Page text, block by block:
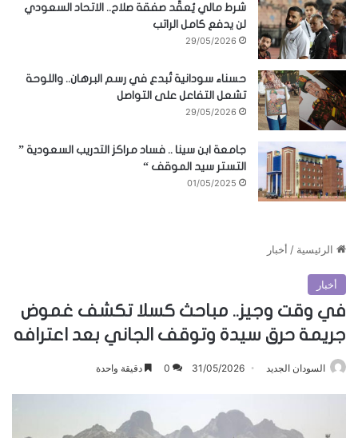
شرط مالي يُعقّد صفقة صلاح.. الاتحاد السعودي
لن يدفع كامل الراتب
29/05/2026
حسناء سودانية تُبدع في رسم البرهان.. واللوحة
تشعل التفاعل على التواصل
29/05/2026
جامعة ابن سينا .. فساد مراكز التدريب السعودية ”
التستر سيد الموقف “
01/05/2025